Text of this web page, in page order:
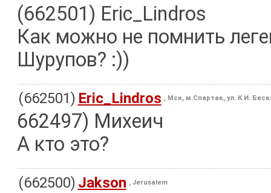
(662501) Eric_Lindros
Как можно не помнить
Шурупов? :))
(662501) Eric_Lindros , Мск, м.Спартак, ул. К.И.
662497) Михеич
А кто это?
(662500) Jakson , Jerusalem